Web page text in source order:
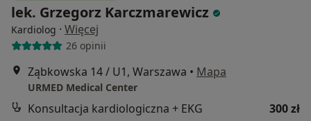
lek. Grzegorz Karczmarewicz
Kardiolog · Więcej
26 opinii
Ząbkowska 14 / U1, Warszawa • Mapa
URMED Medical Center
Konsultacja kardiologiczna + EKG
300 zł